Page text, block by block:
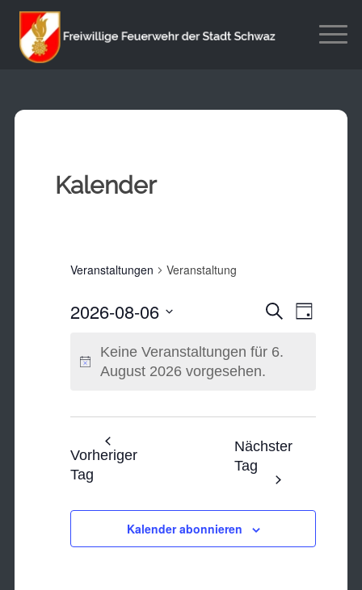
Kalender
Veranstaltungen Veranstaltung
und
SucheTag
2026-08-06
wählen.
Hinweis
Keine Veranstaltungen für 6.
August 2026 vorgesehen.
Vorheriger
Tag
Nächster
Tag
Kalender abonnieren